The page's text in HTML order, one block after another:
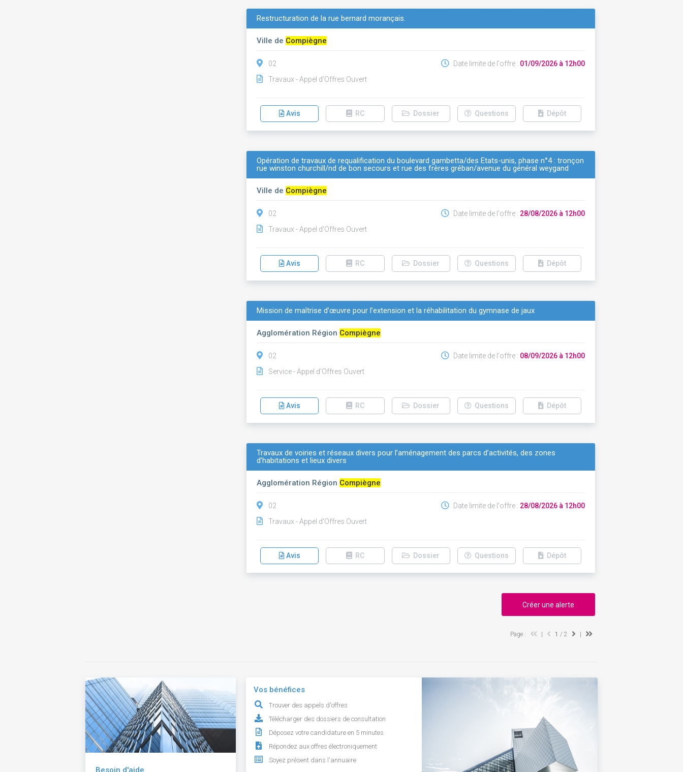
Restructuration de la rue bernard morançais.
Ville de Compiègne
02
Travaux - Appel d'Offres Ouvert
Date limite de l'offre : 01/09/2026 à 12h00
Avis RC Dossier Questions Dépôt
Opération de travaux de requalification du boulevard gambetta/des États-unis, phase n°4 : tronçon
rue winston churchill/nd de bon secours et rue des frères gréban/avenue du général weygand
Ville de Compiègne
02
Travaux - Appel d'Offres Ouvert
Date limite de l'offre : 28/08/2026 à 12h00
Avis RC Dossier Questions Dépôt
Mission de maîtrise d’œuvre pour l’extension et la réhabilitation du gymnase de jaux
Agglomération Région Compiègne
02
Service - Appel d'Offres Ouvert
Date limite de l'offre : 08/09/2026 à 12h00
Avis RC Dossier Questions Dépôt
Travaux de voiries et réseaux divers pour l’aménagement des parcs d’activités, des zones
d’habitations et lieux divers
Agglomération Région Compiègne
02
Travaux - Appel d'Offres Ouvert
Date limite de l'offre : 28/08/2026 à 12h00
Avis RC Dossier Questions Dépôt
Créer une alerte
Page : 1 / 2
Besoin d'aide
Vos bénéfices
Trouver des appels d'offres
Télécharger des dossiers de consultation
Déposez votre candidature en 5 minutes
Répondez aux offres électroniquement
Soyez présent dans l'annuaire